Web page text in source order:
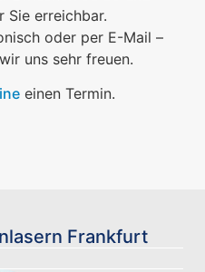
Sie erreichbar.
oder per E-Mail –
uns sehr freuen.
einen Termin.
Frankfurt